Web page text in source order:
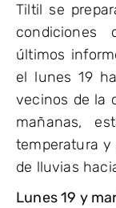
Tiltil se
condiciones
últimos
el lunes 19
vecinos de la
mañanas,
temperatura y
de lluvias
Lunes 19 y